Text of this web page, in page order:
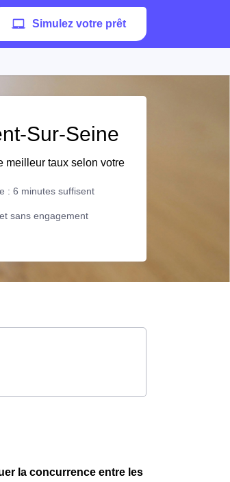
Simulez votre prêt
Sur-Seine
meilleur taux selon votre
: 6 minutes suffisent
sans engagement
la concurrence entre les